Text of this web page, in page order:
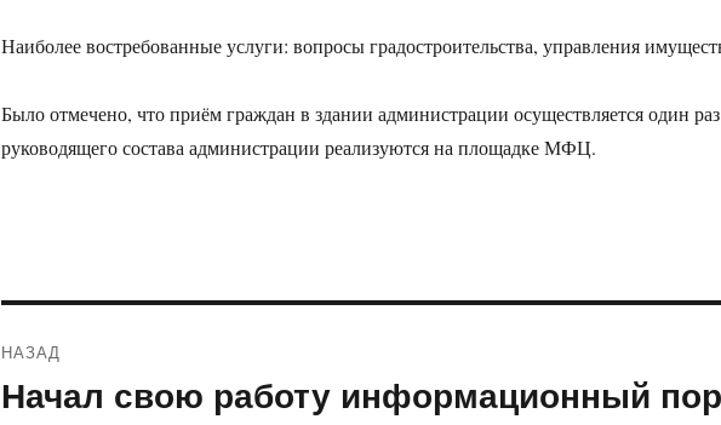
Наиболее востребованные услуги: вопросы градостроительства, управления
Было отмечено, что приём граждан в здании администрации осуществляется один
руководящего состава администрации реализуются на площадке МФЦ.
по
НАЗАД
Предыдущая
Начал свою работу информационный